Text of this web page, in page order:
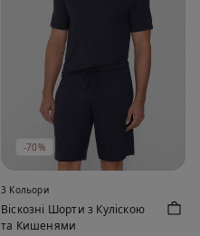
-70%
3 Кольори
Віскозні Шорти з Куліскою
та Кишенями